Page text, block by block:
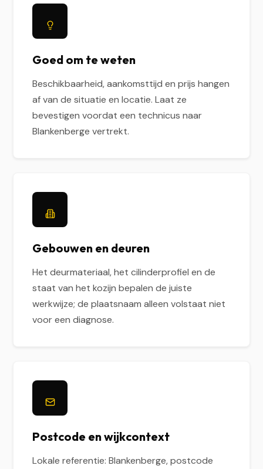
Goed om te weten
Beschikbaarheid, aankomsttijd en prijs hangen
af van de situatie en locatie. Laat ze
bevestigen voordat een technicus naar
Blankenberge vertrekt.
Gebouwen en deuren
Het deurmateriaal, het cilinderprofiel en de
staat van het kozijn bepalen de juiste
werkwijze; de plaatsnaam alleen volstaat niet
voor een diagnose.
Postcode en wijkcontext
Lokale referentie: Blankenberge, postcode